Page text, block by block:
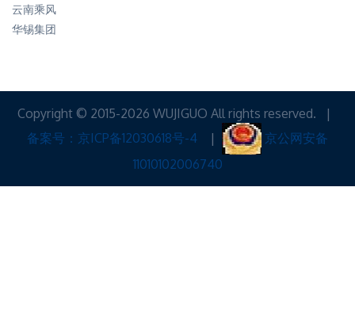
云南乘风
华锡集团
Copyright © 2015-2026 WUJIGUO All rights reserved. |
备案号：京ICP备12030618号-4
|
京公网安备
11010102006740